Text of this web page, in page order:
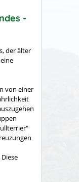
-
der älter
von einer